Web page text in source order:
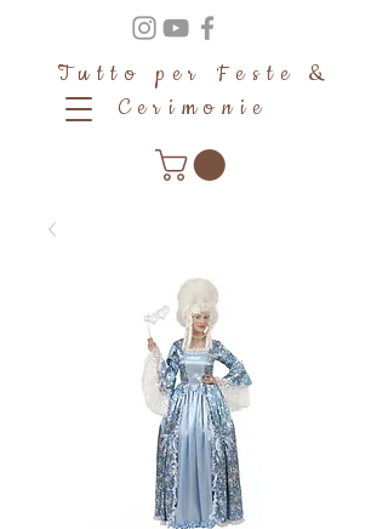
Tutto per Feste &
Cerimonie